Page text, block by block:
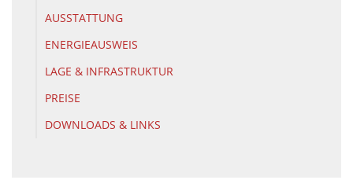
AUSSTATTUNG
ENERGIEAUSWEIS
LAGE & INFRASTRUKTUR
PREISE
DOWNLOADS & LINKS